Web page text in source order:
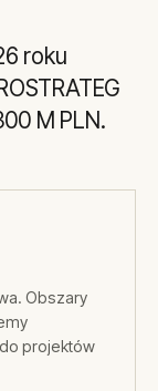
roku
M PLN.
Obszary
projektów